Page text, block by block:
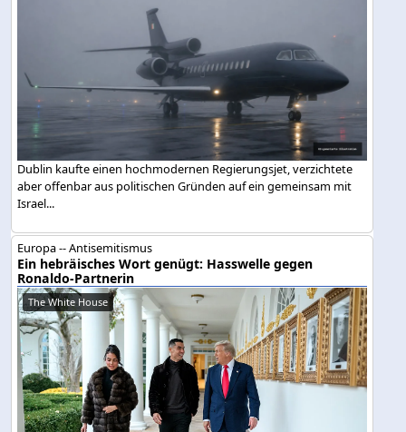
Dublin kaufte einen hochmodernen Regierungsjet, verzichtete
aber offenbar aus politischen Gründen auf ein gemeinsam mit
Israel...
Europa -- Antisemitismus
Ein hebräisches Wort genügt: Hasswelle gegen
Ronaldo-Partnerin
The White House